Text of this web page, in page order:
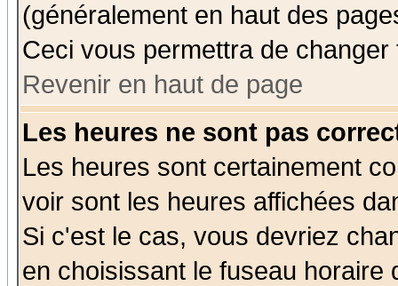
(généralement en haut des
Ceci vous permettra de
Revenir en haut de page
Les heures ne sont pas
Les heures sont certainement
voir sont les heures affichées
Si c'est le cas, vous devriez
en choisissant le fuseau